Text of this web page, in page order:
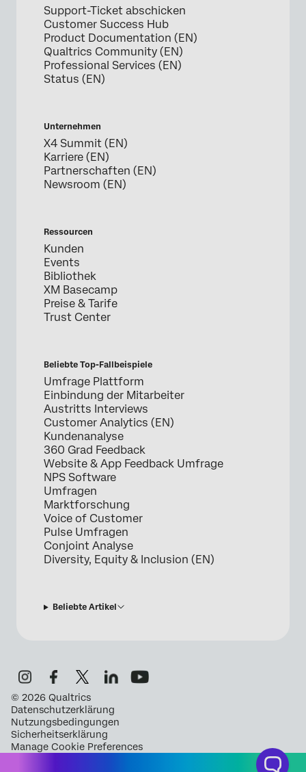
Support-Ticket abschicken
Customer Success Hub
Product Documentation (EN)
Qualtrics Community (EN)
Professional Services (EN)
Status (EN)
Unternehmen
X4 Summit (EN)
Karriere (EN)
Partnerschaften (EN)
Newsroom (EN)
Ressourcen
Kunden
Events
Bibliothek
XM Basecamp
Preise & Tarife
Trust Center
Beliebte Top-Fallbeispiele
Umfrage Plattform
Einbindung der Mitarbeiter
Austritts Interviews
Customer Analytics (EN)
Kundenanalyse
360 Grad Feedback
Website & App Feedback Umfrage
NPS Software
Umfragen
Marktforschung
Voice of Customer
Pulse Umfragen
Conjoint Analyse
Diversity, Equity & Inclusion (EN)
Beliebte Artikel
© 2026 Qualtrics
Datenschutzerklärung
Nutzungsbedingungen
Sicherheitserklärung
Manage Cookie Preferences